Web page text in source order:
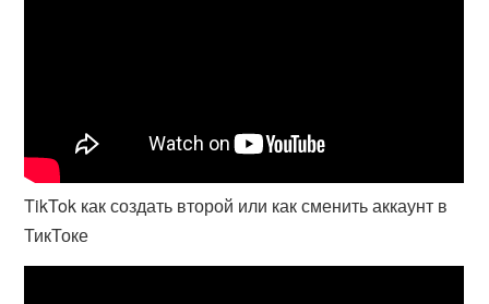
TikTok как создать второй или как сменить аккаунт в
ТикТоке